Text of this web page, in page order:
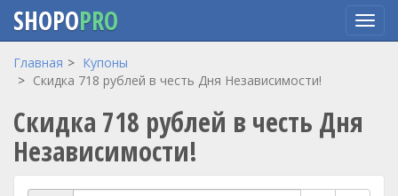
Перейти
содержанию
SHOPOPRO
Главная
Купоны
Скидка 718 рублей в честь Дня Независимости!
Скидка 718 рублей в честь Дня
Независимости!